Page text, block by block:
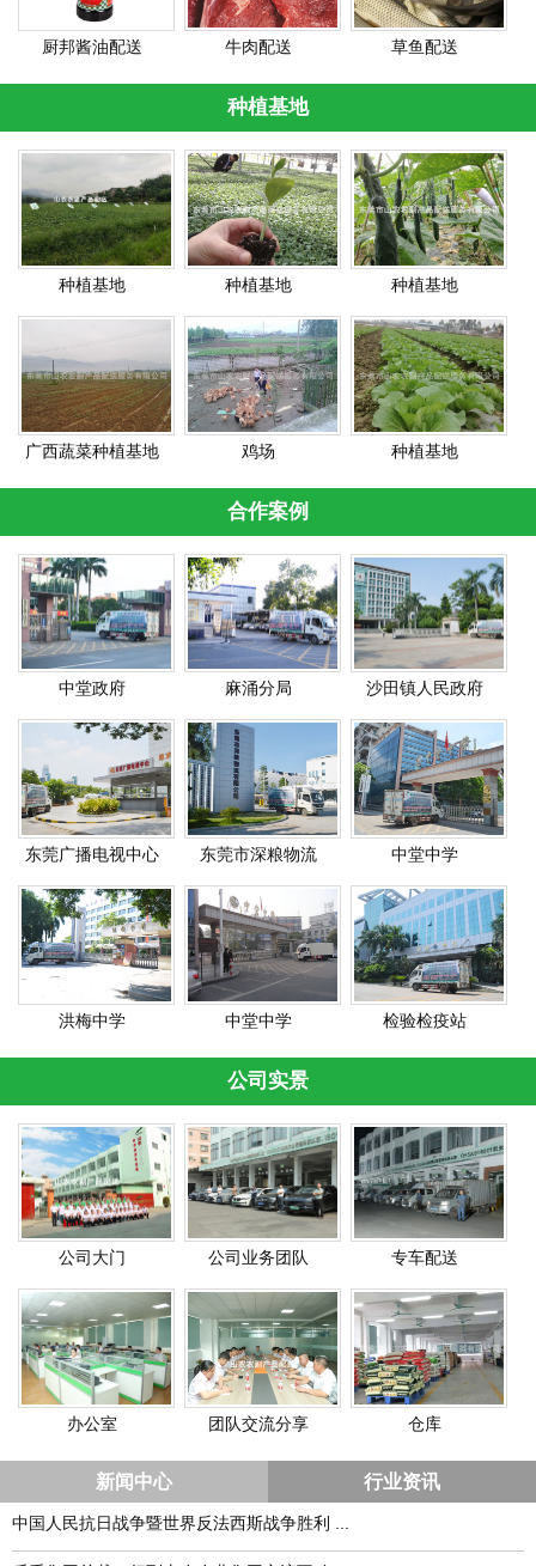
厨邦酱油配送 牛肉配送 草鱼配送
种植基地
种植基地 种植基地 种植基地
广西蔬菜种植基地 鸡场 种植基地
合作案例
中堂政府 麻涌分局 沙田镇人民政府
东莞广播电视中心 东莞市深粮物流 中堂中学
洪梅中学 中堂中学 检验检疫站
公司实景
公司大门 公司业务团队 专车配送
办公室 团队交流分享 仓库
新闻中心 行业资讯
中国人民抗日战争暨世界反法西斯战争胜利 ...